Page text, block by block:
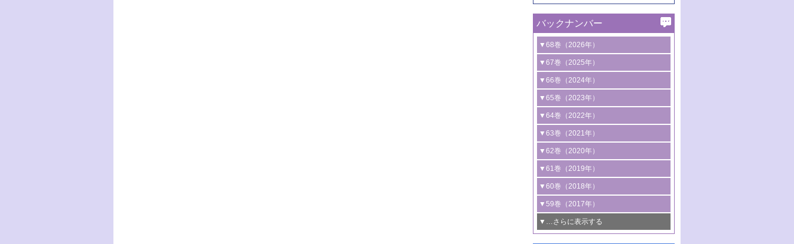
バックナンバー
▼68巻（2026年）
1号 過酸化水素合成に関する研究動向
2号 コンピューター技術により加速する
触媒開発
3号 有機分子変換やCO 資源化のための
光触媒に関する最近の研究
B号 第137回触媒討論会（2026年）
▼67巻（2025年）
1号 CO
水素化によるグリーン燃料/グリ
ーンケミカル製造
2号 水素製造のための水分解技術に関す
る最近の研究
3号 オレフィン系樹脂の精密合成に関す
る最新技術
4号 アルコール類の効率的変換を実現す
る非貴金属触媒の研究動向
5号 ゼオライトの合成と応用における研
究動向
6号 ヘテロ接合界面
▼66巻（2024年）
1号 低次元ナノ構造を有する触媒材料
2号 規制反応場を活用した固体触媒研究
の新展開
3号 未踏分子変換を目指した酸化触媒プ
ロセスの最前線
4号 シンクロトロン放射光および中性子
線を利用した触媒解析技術の最先端
5号 単原子触媒
6号 参照触媒委員会からのお知らせ
B号 第133回触媒討論会（2023年）
▼65巻（2023年）
1号 炭素が関わる触媒機能
2号 プラスチックケミカルリサイクルの
ための触媒技術
3号 非酸化物系金属化合物を基盤とした
触媒材料の開発
4号 格子酸素・格子酸素欠陥を利用した
触媒反応
5号 生体触媒によるエネルギー変換反応
6号 窒素とリンの循環のための触媒・機
▼64巻（2022年）
1号 合成ガス製造とCOを用いるケミカル
ズ合成の最新動向
2号 化学品合成のための合金触媒開発
3号 CO の排出削減および有効活用のた
めの触媒技術
4号 若手による情報発信企画～とびたて
若き触媒の研究者たち～（1）
▼63巻（2021年）
1号 金触媒の新展開
2号 ペロブスカイト
3号 特殊反応場を利用した触媒的分子変
換反応
4号 多孔質材料を用いた触媒の新展開
5号 情報学的手法を用いた触媒開発
▼62巻（2020年）
1号 触媒設計を拓く欠陥構造のキャラク
タリゼーション
2号 機能化学品製造に資するクリーンな
触媒的酸化反応
3号 水処理のための触媒化学
▼61巻（2019年）
1号 物質移動制御に着目した触媒プロセ
ス開発
2号 CO2 フリー水素サプライチェーンに
関わる触媒開発動向
▼60巻（2018年）
1号 固体酸触媒の最新の研究動向
2号 二酸化炭素からの有用化学品合成
3号 ナノ粒子・クラスター触媒の最前線
▼59巻（2017年）
1号 いたるところに，触媒
▼…さらに表示する